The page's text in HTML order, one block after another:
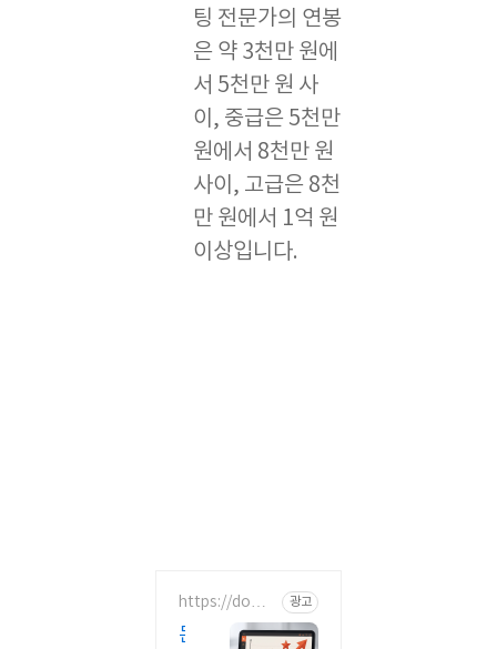
팅 전문가의 연봉
은 약 3천만 원에
서 5천만 원 사
이, 중급은 5천만
원에서 8천만 원
사이, 고급은 8천
만 원에서 1억 원
이상입니다.
https://domb
om.co.kr/
광고
돈